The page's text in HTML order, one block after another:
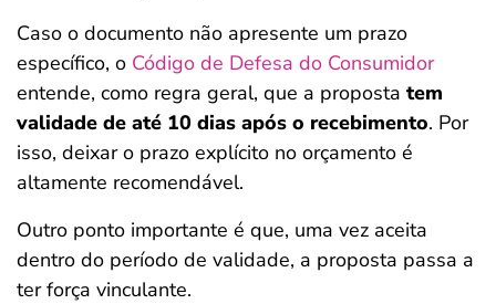
Caso o documento não apresente um prazo
específico, o Código de Defesa do Consumidor
entende, como regra geral, que a proposta tem
validade de até 10 dias após o recebimento. Por
isso, deixar o prazo explícito no orçamento é
altamente recomendável.
Outro ponto importante é que, uma vez aceita
dentro do período de validade, a proposta passa a
ter força vinculante.